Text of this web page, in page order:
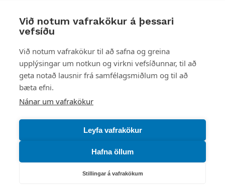
Við notum vafrakökur á þessari
vefsíðu
Við notum vafrakökur til að safna og greina
upplýsingar um notkun og virkni vefsíðunnar, til að
geta notað lausnir frá samfélagsmiðlum og til að
bæta efni.
Nánar um vafrakökur
Leyfa vafrakökur
Hafna öllum
Stillingar á vafrakökum
Styttu þér leið
Mest skoðað
Starfsstöðvar
Náttúruverndarstofnun
Veiðimál, friðlýst svæði, landvarsla og náttúruvernd